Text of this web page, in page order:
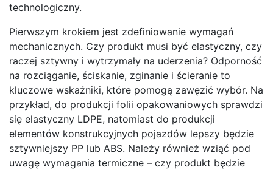
technologiczny.
Pierwszym krokiem jest zdefiniowanie wymagań
mechanicznych. Czy produkt musi być elastyczny, czy
raczej sztywny i wytrzymały na uderzenia? Odporność
na rozciąganie, ściskanie, zginanie i ścieranie to
kluczowe wskaźniki, które pomogą zawęzić wybór. Na
przykład, do produkcji folii opakowaniowych sprawdzi
się elastyczny LDPE, natomiast do produkcji
elementów konstrukcyjnych pojazdów lepszy będzie
sztywniejszy PP lub ABS. Należy również wziąć pod
uwagę wymagania termiczne – czy produkt będzie